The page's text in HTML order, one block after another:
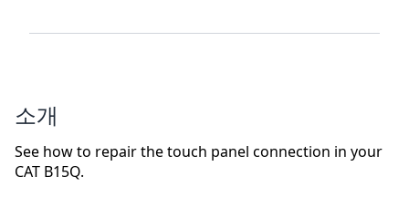
소개
See how to repair the touch panel connection in your
CAT B15Q.